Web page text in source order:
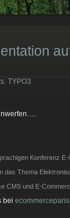
, TYPO3
Konferenz
das Thema
CMS und E-
bei